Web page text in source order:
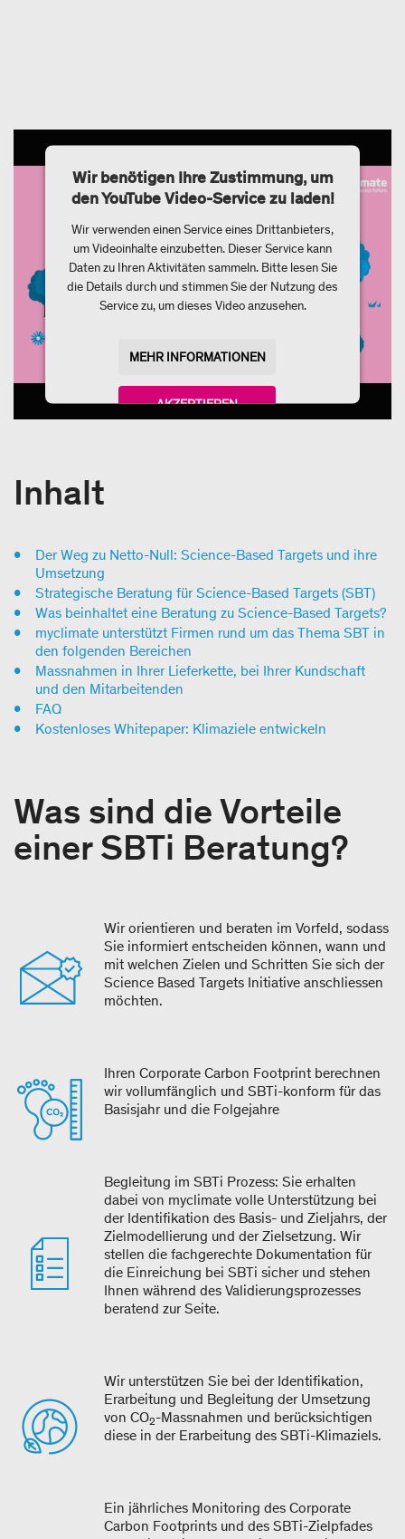
Wir benötigen Ihre Zustimmung, um
den YouTube Video-Service zu laden!
Wir verwenden einen Service eines Drittanbieters,
um Videoinhalte einzubetten. Dieser Service kann
Daten zu Ihren Aktivitäten sammeln. Bitte lesen Sie
die Details durch und stimmen Sie der Nutzung des
Service zu, um dieses Video anzusehen.
MEHR INFORMATIONEN
AKZEPTIEREN
Inhalt
Der Weg zu Netto-Null: Science-Based Targets und ihre
Umsetzung
Strategische Beratung für Science-Based Targets (SBT)
Was beinhaltet eine Beratung zu Science-Based Targets?
myclimate unterstützt Firmen rund um das Thema SBT in
den folgenden Bereichen
Massnahmen in Ihrer Lieferkette, bei Ihrer Kundschaft
und den Mitarbeitenden
FAQ
Kostenloses Whitepaper: Klimaziele entwickeln
Was sind die Vorteile
einer SBTi Beratung?
Wir orientieren und beraten im Vorfeld, sodass
Sie informiert entscheiden können, wann und
mit welchen Zielen und Schritten Sie sich der
Science Based Targets Initiative anschliessen
möchten.
Ihren Corporate Carbon Footprint berechnen
wir vollumfänglich und SBTi-konform für das
Basisjahr und die Folgejahre
Begleitung im SBTi Prozess: Sie erhalten
dabei von myclimate volle Unterstützung bei
der Identifikation des Basis- und Zieljahrs, der
Zielmodellierung und der Zielsetzung. Wir
stellen die fachgerechte Dokumentation für
die Einreichung bei SBTi sicher und stehen
Ihnen während des Validierungsprozesses
beratend zur Seite.
Wir unterstützen Sie bei der Identifikation,
Erarbeitung und Begleitung der Umsetzung
von CO2-Massnahmen und berücksichtigen
diese in der Erarbeitung des SBTi-Klimaziels.
Ein jährliches Monitoring des Corporate
Carbon Footprints und des SBTi-Zielpfades